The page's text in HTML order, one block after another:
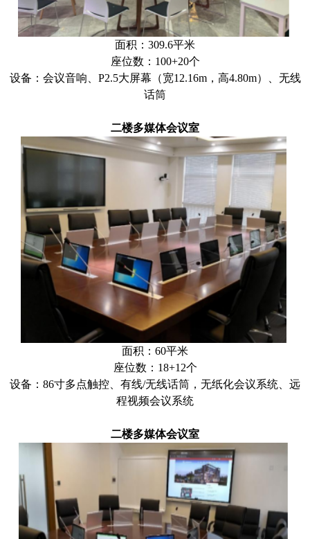
面积：309.6平米
座位数： 100+20个
设备：会议音响、 P2.5大屏幕（宽12.16m，高4.80m）、无线
话筒
二楼多媒体会议室
面积：60平米
座位数： 18+12个
设备：86寸多点触控、有线/无线话筒，无纸化会议系统、远
程视频会议系统
二楼多媒体会议室